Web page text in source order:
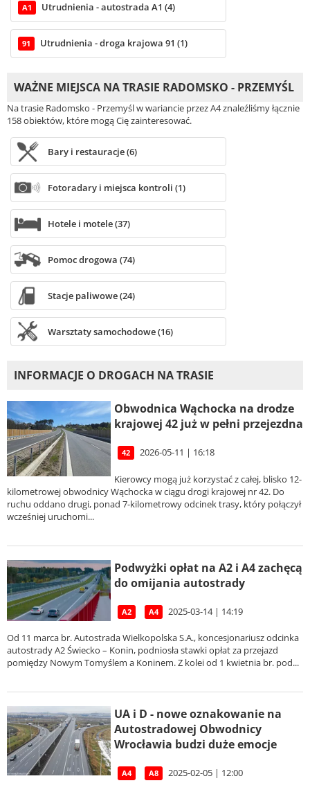
A1 Utrudnienia - autostrada A1 (4)
91 Utrudnienia - droga krajowa 91 (1)
WAŻNE MIEJSCA NA TRASIE RADOMSKO - PRZEMYŚL
Na trasie Radomsko - Przemyśl w wariancie przez A4 znaleźliśmy łącznie
158 obiektów, które mogą Cię zainteresować.
Bary i restauracje (6)
Fotoradary i miejsca kontroli (1)
Hotele i motele (37)
Pomoc drogowa (74)
Stacje paliwowe (24)
Warsztaty samochodowe (16)
INFORMACJE O DROGACH NA TRASIE
Obwodnica Wąchocka na drodze
krajowej 42 już w pełni przejezdna
42 2026-05-11 | 16:18
Kierowcy mogą już korzystać z całej, blisko 12-
kilometrowej obwodnicy Wąchocka w ciągu drogi krajowej nr 42. Do
ruchu oddano drugi, ponad 7-kilometrowy odcinek trasy, który połączył
wcześniej uruchomi...
Podwyżki opłat na A2 i A4 zachęcą
do omijania autostrady
A2 A4 2025-03-14 | 14:19
Od 11 marca br. Autostrada Wielkopolska S.A., koncesjonariusz odcinka
autostrady A2 Świecko – Konin, podniosła stawki opłat za przejazd
pomiędzy Nowym Tomyślem a Koninem. Z kolei od 1 kwietnia br. pod...
UA i D - nowe oznakowanie na
Autostradowej Obwodnicy
Wrocławia budzi duże emocje
A4 A8 2025-02-05 | 12:00